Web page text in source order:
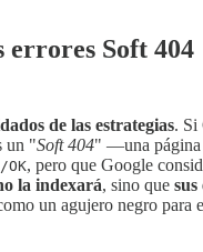
errores Soft 404
de las estrategias. Si
un "Soft 404" —una página
OK, pero que Google
la indexará, sino que sus
un agujero negro para